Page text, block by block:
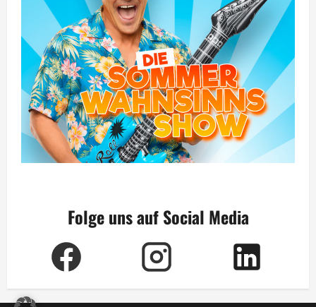
Folge uns auf Social Media